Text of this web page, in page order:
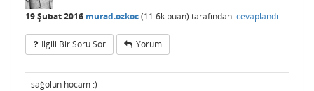
19 Şubat 2016 murad.ozkoc(11.6k puan) tarafından cevaplandı
Ilgili Bir Soru Sor Yorum
sağolun hocam :)